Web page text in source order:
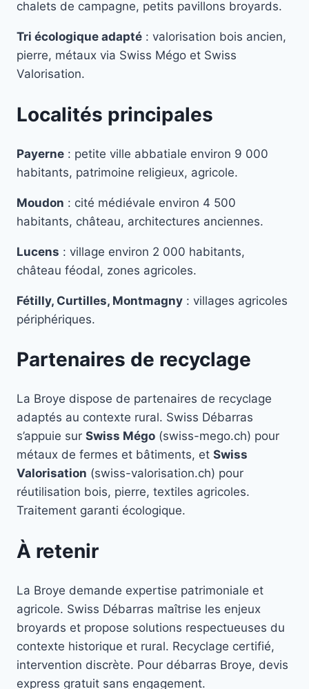
chalets de campagne, petits pavillons broyards.
Tri écologique adapté : valorisation bois ancien,
pierre, métaux via Swiss Mégo et Swiss
Valorisation.
Localités principales
Payerne : petite ville abbatiale environ 9 000
habitants, patrimoine religieux, agricole.
Moudon : cité médiévale environ 4 500
habitants, château, architectures anciennes.
Lucens : village environ 2 000 habitants,
château féodal, zones agricoles.
Fétilly, Curtilles, Montmagny : villages agricoles
périphériques.
Partenaires de recyclage
La Broye dispose de partenaires de recyclage
adaptés au contexte rural. Swiss Débarras
s’appuie sur Swiss Mégo (swiss-mego.ch) pour
métaux de fermes et bâtiments, et Swiss
Valorisation (swiss-valorisation.ch) pour
réutilisation bois, pierre, textiles agricoles.
Traitement garanti écologique.
À retenir
La Broye demande expertise patrimoniale et
agricole. Swiss Débarras maîtrise les enjeux
broyards et propose solutions respectueuses du
contexte historique et rural. Recyclage certifié,
intervention discrète. Pour débarras Broye, devis
express gratuit sans engagement.